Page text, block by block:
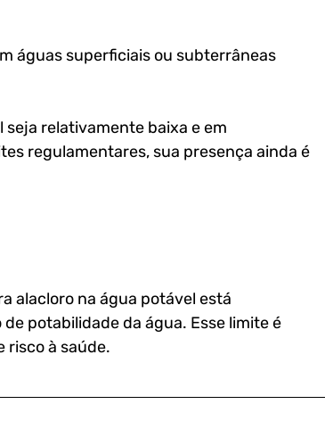
águas superficiais ou subterrâneas
relativamente baixa e em
regulamentares, sua presença ainda é
alacloro na água potável está
potabilidade da água. Esse limite é
risco à saúde.